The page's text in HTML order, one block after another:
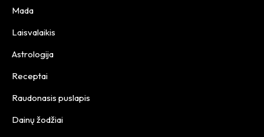
Mada
Laisvalaikis
Astrologija
Receptai
Raudonasis puslapis
Dainų žodžiai